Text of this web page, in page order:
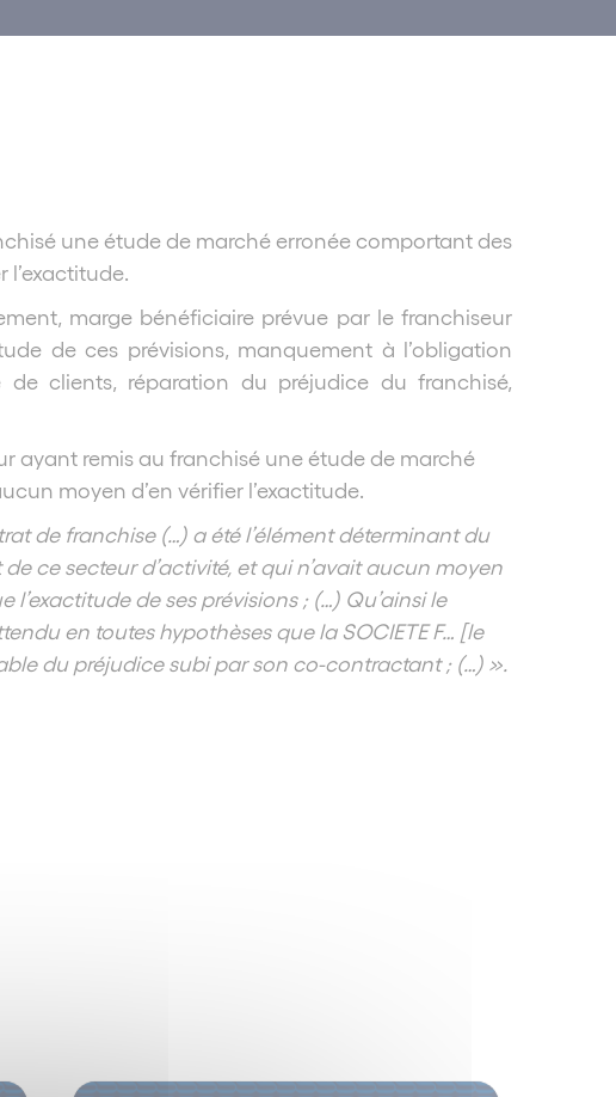
une étude de marché erronée comportant des
marge bénéficiaire prévue par le franchiseur
de ces prévisions, manquement à l’obligation
clients, réparation du préjudice du franchisé,
ayant remis au franchisé une étude de marché
moyen d’en vérifier l’exactitude.
de franchise (…) a été l’élément déterminant du
ce secteur d’activité, et qui n’avait aucun moyen
de ses prévisions ; (…) Qu’ainsi le
en toutes hypothèses que la SOCIETE F… [le
du préjudice subi par son co-contractant ; (…) ».